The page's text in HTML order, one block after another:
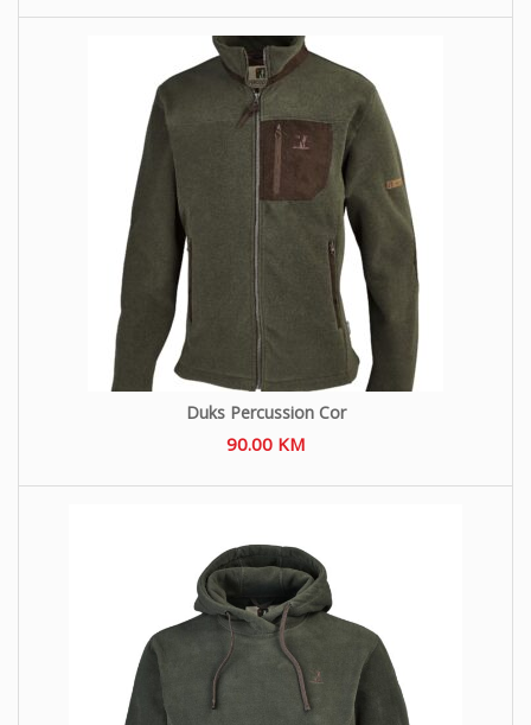
Duks Percussion Cor
90.00 KM